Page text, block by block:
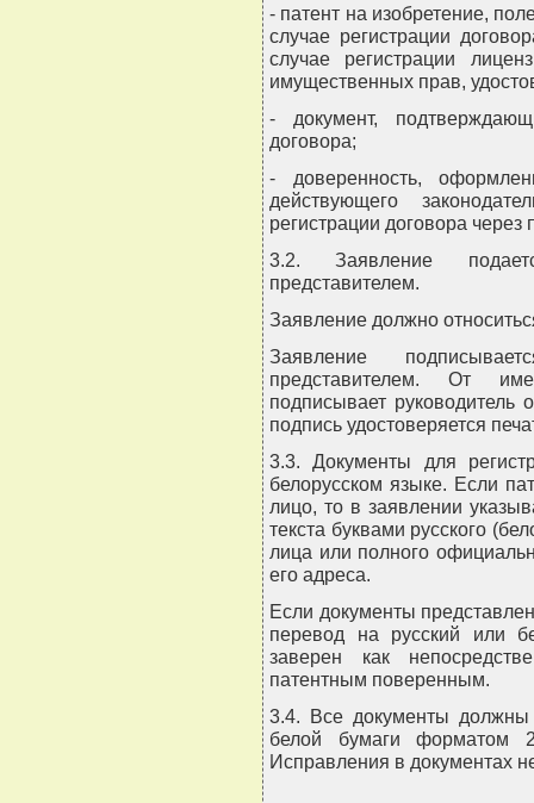
- патент на изобретение,
случае регистрации
случае регистрации
имущественных прав,
- документ,
договора;
- доверенность,
действующего
регистрации договора через
3.2. Заявление
представителем.
Заявление должно
Заявление
представителем. От
подписывает руководитель
подпись удостоверяется
3.3. Документы для
белорусском языке. Если
лицо, то в заявлении
текста буквами русского
лица или полного
его адреса.
Если документы
перевод на русский или
заверен как
патентным поверенным.
3.4. Все документы должны
белой бумаги форматом
Исправления в документах